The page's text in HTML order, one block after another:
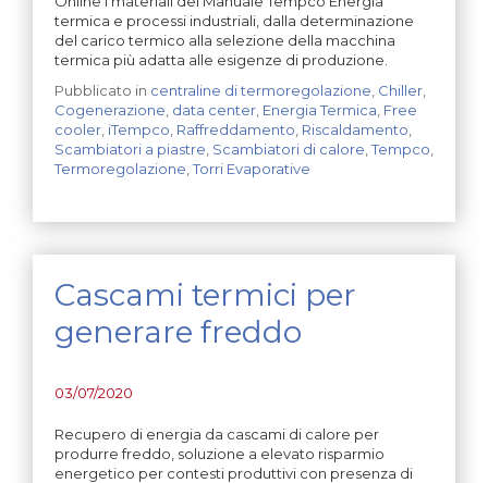
termica e processi industriali, dalla determinazione
del carico termico alla selezione della macchina
termica più adatta alle esigenze di produzione.
Pubblicato in centraline di termoregolazione Chiller
Cogenerazione data center Energia Termica Free
cooler iTempco Raffreddamento Riscaldamento
Scambiatori a piastre Scambiatori di calore ,Tempco
Termoregolazione ,Torri Evaporative
Cascami termici per
generare freddo
03/07/2020
Recupero di energia da cascami di calore per
produrre freddo, soluzione a elevato risparmio
energetico per contesti produttivi con presenza di